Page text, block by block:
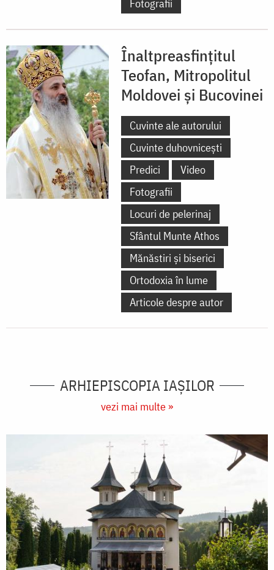
Fotografii
Înaltpreasfințitul
Teofan, Mitropolitul
Moldovei și Bucovinei
Cuvinte ale autorului
Cuvinte duhovnicești
Predici
Video
Fotografii
Locuri de pelerinaj
Sfântul Munte Athos
Mănăstiri și biserici
Ortodoxia în lume
Articole despre autor
ARHIEPISCOPIA IAŞILOR
vezi mai multe »